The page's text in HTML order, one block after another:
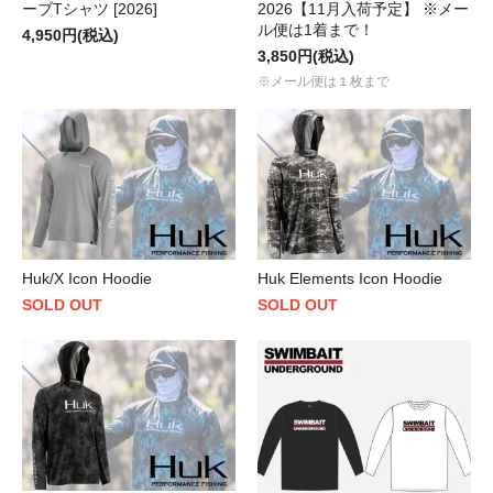
ーブTシャツ [2026]
4,950円(税込)
2026【11月入荷予定】 ※メー
ル便は1着まで！
3,850円(税込)
※メール便は１枚まで
Huk/X Icon Hoodie
SOLD OUT
Huk Elements Icon Hoodie
SOLD OUT